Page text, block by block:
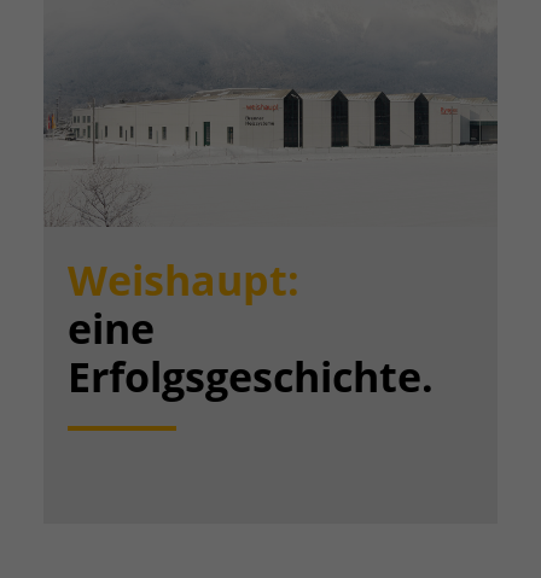
Weishaupt:
eine
Erfolgsgeschichte.